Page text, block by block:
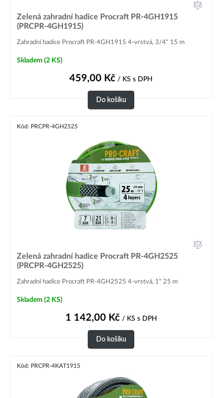
Zelená zahradní hadice Procraft PR-4GH1915
(PRCPR-4GH1915)
Zahradní hadice Procraft PR-4GH1915 4-vrstvá, 3/4“ 15 m
Skladem (2 KS)
459,00 Kč / KS s DPH
Do košíku
Kód: PRCPR-4GH2525
Zelená zahradní hadice Procraft PR-4GH2525
(PRCPR-4GH2525)
Zahradní hadice Procraft PR-4GH2525 4-vrstvá, 1“ 25 m
Skladem (2 KS)
1 142,00 Kč/ KS s DPH
Do košíku
Kód: PRCPR-4KAT1915